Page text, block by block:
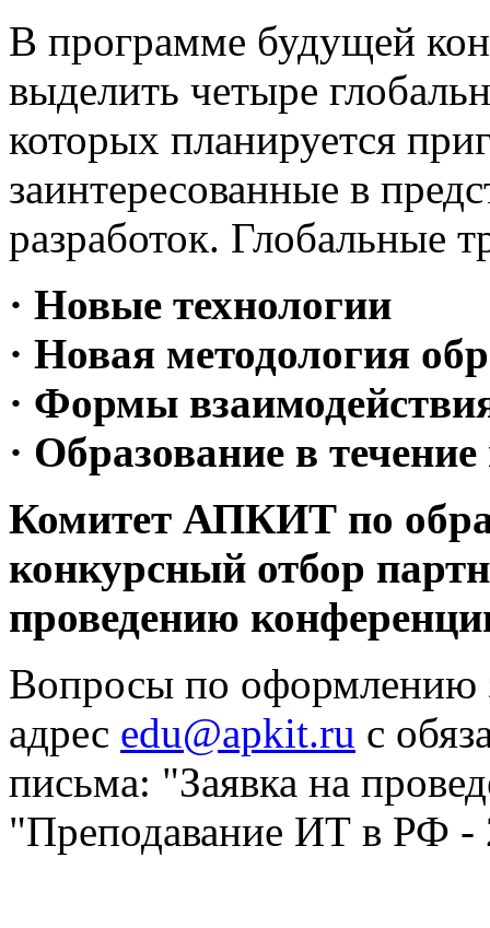
В программе будущей
выделить четыре
которых планируется
заинтересованные в
разработок. Глобальные
· Новые технологии
· Новая методология
· Формы
· Образование в
Комитет АПКИТ по
конкурсный отбор
проведению
Вопросы по оформлению
адрес edu@apkit.ru с
письма: "Заявка на
"Преподавание ИТ в РФ -